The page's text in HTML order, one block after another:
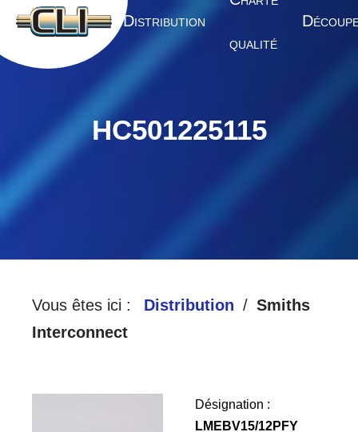
A CCUEIL DISTRIBUTION
QUALITÉ
D
HC501225115
Vous êtes ici : Distribution
Smiths
Interconnect
Désignation :
LMEBV15/12PFY